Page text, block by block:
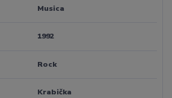
Musica
1992
Rock
Krabička